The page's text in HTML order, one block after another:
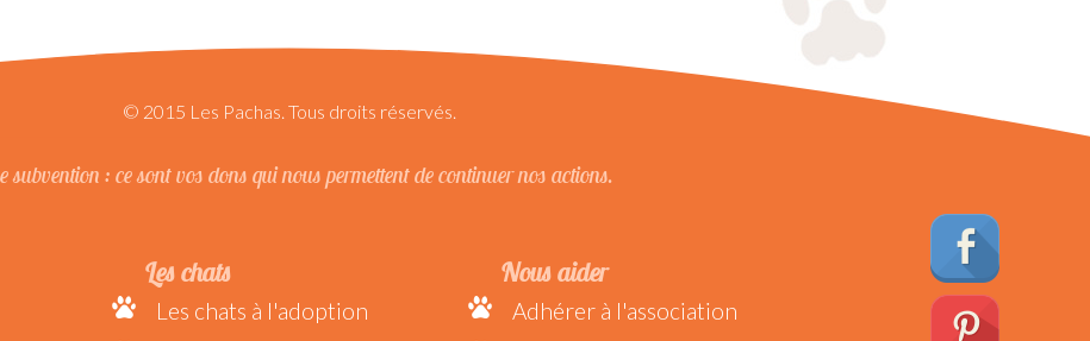
© 2015 Les Pachas. Tous droits réservés.
subvention : ce sont vos dons qui nous permettent de continuer nos actions.
Les chats
Les chats à l'adoption
Nous aider
Adhérer à l'association